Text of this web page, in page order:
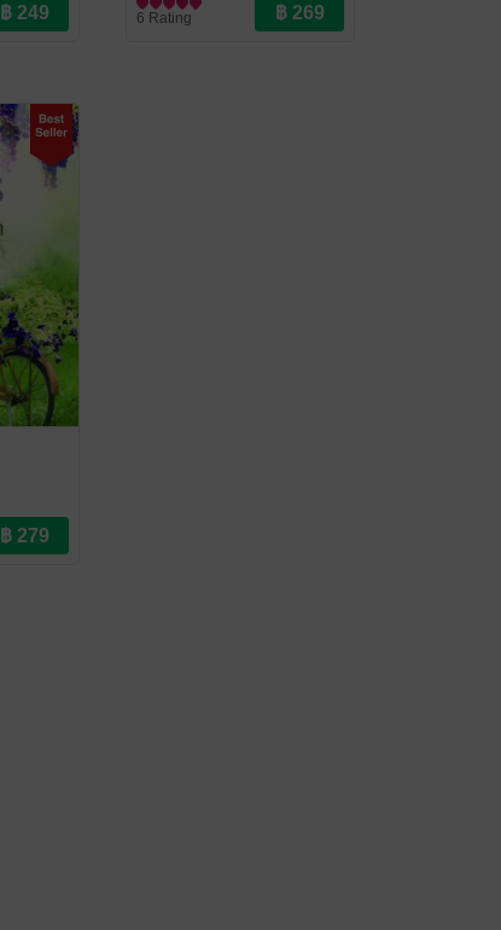
6 Rating